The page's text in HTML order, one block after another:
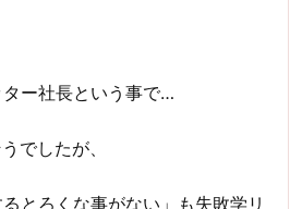
ー社長という事で…
でしたが、
とろくな事がない」も失敗学リ